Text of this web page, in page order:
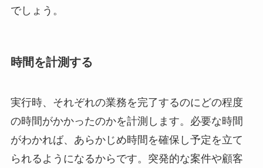
でしょう。
時間を計測する
実行時、それぞれの業務を完了するのにどの程度
の時間がかかったのかを計測します。必要な時間
がわかれば、あらかじめ時間を確保し予定を立て
られるようになるからです。突発的な案件や顧客